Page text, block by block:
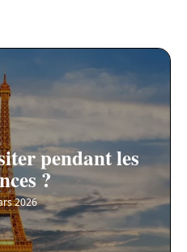
pendant les
?
2026